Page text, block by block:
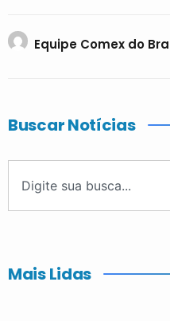
Equipe Comex do
Buscar Notícias
Mais Lidas